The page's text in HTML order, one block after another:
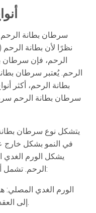
سرطان بطانة الرحم
نظرًا لأن بطانة
الرحم، فإن سرطان
الرحم. يُعتبر سرطان
بطانة الرحم، أكثر
سرطان بطانة الرحم
يتشكل نوع سرطان بطانة
في النمو بشكل خارج
يشكل الورم الغدي
الرحم. تشمل أنواع أخرى من سرطان بطانة الرحم:
الورم الغدي المصلي:
إلى العقد الليمفاوية وأجزاء أخرى من الجسم.